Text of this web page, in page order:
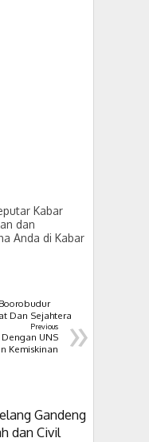
Kabar
dan
Anda di Kabar
Dan Sejahtera»
Previous
UNS
Kemiskinan
Gandeng
dan Civil